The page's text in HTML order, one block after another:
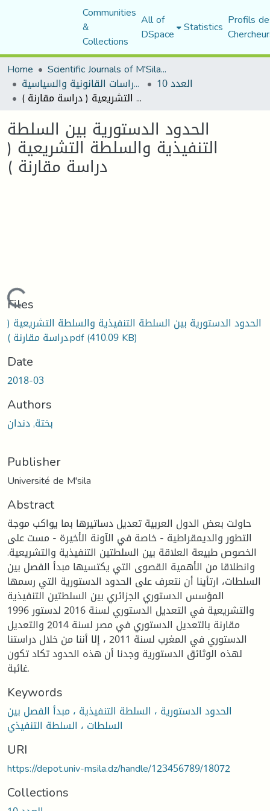
Communities
&
Collections
All of
DSpace Statistics Profils
Home
Scientific Journals of M'Sila University
مجلة الأستاذ الباحث للدراسات القانونية والسياسية العدد 10
الحدود الدستورية بين السلطة التنفيذية والسلطة التشريعية ( دراسة مقارنة )
الحدود الدستورية بين السلطة
التنفيذية والسلطة التشريعية (
دراسة مقارنة )
Loading...
Files
الحدود الدستورية بين السلطة التنفيذية والسلطة التشريعية (
دراسة مقارنة ).pdf(410.09 KB)
Date
2018-03
Authors
بختة, دندان
Publisher
Université de M'sila
Abstract
حاولت بعض الدول العربية تعديل دساتيرها بما يواكب موجة
التطور والديمقراطية - خاصة في الآونة الأخيرة - مست على
الخصوص طبيعة العلاقة بين السلطتين التنفيذية والتشريعية.
وانطلاقا من الأهمية القصوى التي يكتسيها مبدأ الفصل بين
السلطات، ارتأينا أن نتعرف على الحدود الدستورية التي رسمها
المؤسس الدستوري الجزائري بين السلطتين التنفيذية
والتشريعية في التعديل الدستوري لسنة 2016 لدستور 1996
مقارنة بالتعديل الدستوري في مصر لسنة 2014 والتعديل
الدستوري في المغرب لسنة 2011 ، إلا أننا من خلال دراستنا
لهذه الوثائق الدستورية وجدنا أن هذه الحدود تكاد تكون
غائبة.
Keywords
الحدود الدستورية ، السلطة التنفيذية ، مبدأ الفصل بين
السلطات ، السلطة التنفيذي
URI
https://depot.univ-msila.dz/handle/123456789/18072
Collections